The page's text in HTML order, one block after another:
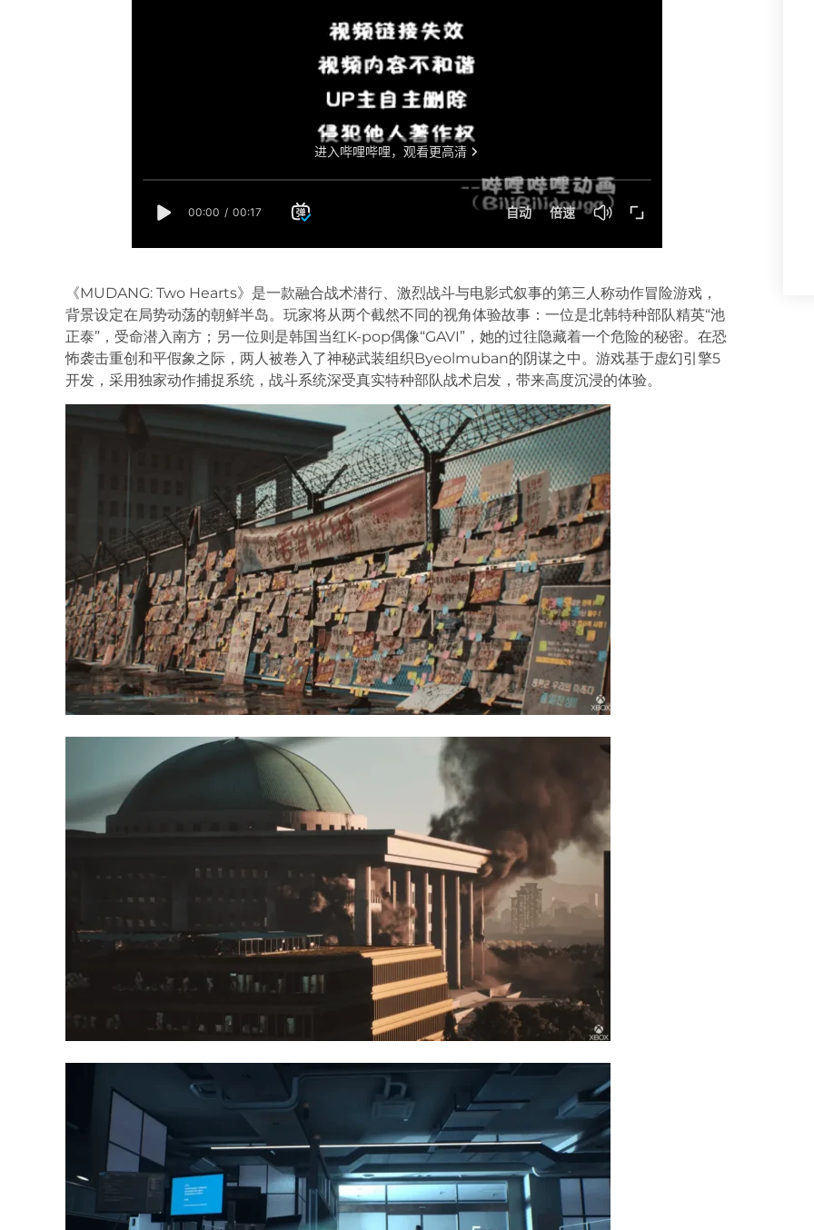
《MUDANG: Two Hearts》是一款融合战术潜行、激烈战斗与电影式叙事的第三人称动作冒险游戏，
背景设定在局势动荡的朝鲜半岛。玩家将从两个截然不同的视角体验故事：一位是北韩特种部队精英“池
正泰”，受命潜入南方；另一位则是韩国当红K-pop偶像“GAVI”，她的过往隐藏着一个危险的秘密。在恐
怖袭击重创和平假象之际，两人被卷入了神秘武装组织Byeolmuban的阴谋之中。游戏基于虚幻引擎5
开发，采用独家动作捕捉系统，战斗系统深受真实特种部队战术启发，带来高度沉浸的体验。